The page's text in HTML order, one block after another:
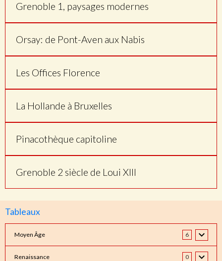
Grenoble 1, paysages modernes
Orsay: de Pont-Aven aux Nabis
Les Offices Florence
La Hollande à Bruxelles
Pinacothèque capitoline
Grenoble 2 siècle de Loui XIII
Tableaux
Moyen Âge 6
Renaissance 0